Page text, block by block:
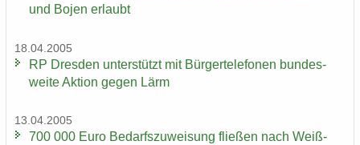
und Bojen er­laubt
18.04.2005
RP Dres­den un­ter­stützt mit Bür­ger­te­le­fo­nen bun­des­
wei­te Ak­ti­on gegen Lärm
13.04.2005
700 000 Euro Be­darfs­zu­wei­sung flie­ßen nach Weiß­